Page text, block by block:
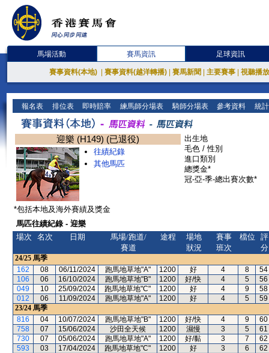
馬場活動 賽馬資訊 足球資訊
賽事資料(本地) 賽事資料(越洋轉播) 賽馬新聞 主要賽事 視聽播
報名表 排位表 即時賠率 練馬師分場表 騎師分場表 參考資料 統
迎樂 (H149) (已退役)
往績紀錄
其他馬匹
出生地
毛色 / 性別
進口類別
總獎金*
冠-亞-季-總出賽次數*
*包括本地及海外賽績及獎金
馬匹往績紀錄 - 迎樂
場次
名次 日期
馬場/跑道/
賽道
途程
場地
狀況
賽事
班次
檔位
評
分
24/25 馬季
162
08 06/11/2024 跑馬地草地"A" 1200 好 4 8
54
106
06 16/10/2024 跑馬地草地"B" 1200 好/快 4 5
56
049
10 25/09/2024 跑馬地草地"C" 1200 好 4 9
58
012
06 11/09/2024 跑馬地草地"A" 1200 好 4 5
59
23/24 馬季
816
04 10/07/2024 跑馬地草地"B" 1200 好/快 4 9
60
758
07 15/06/2024 沙田全天候 1200 濕慢 3 5
61
730
07 05/06/2024 跑馬地草地"A" 1200 好/黏 3 7
62
593
03 17/04/2024 跑馬地草地"C" 1200 好 3 6
62